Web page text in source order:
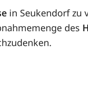
in Seukendorf zu
des